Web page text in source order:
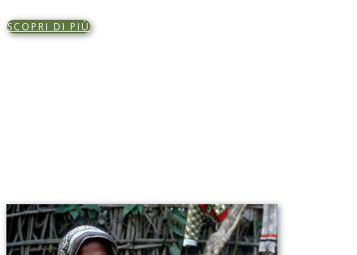
SCOPRI DI PIÙ